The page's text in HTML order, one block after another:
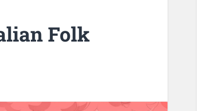
Folk